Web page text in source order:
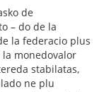
de
– do de la
la federacio plus
monedovalor
stabilatas,
ne plu